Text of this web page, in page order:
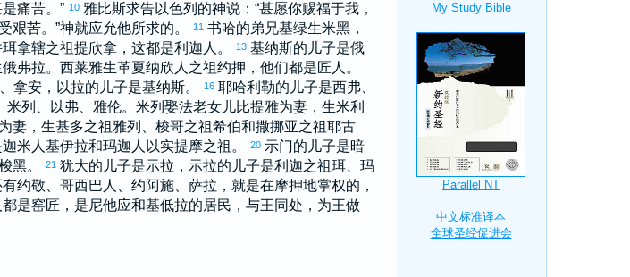
痛苦。” 10 雅比斯求告以色列 的神说：“甚愿你赐福于我，
艰苦。”神就应允他所求的。
11 书哈的弟兄基绿生米黑，
珥拿辖之祖提欣拿 ，这都是利迦 人。 13 基纳斯的儿子是俄
俄弗拉。 西莱雅生革夏纳欣 人之祖约押 ，他们都是匠人。
拿安， 以拉的儿子是基纳斯。 16 耶哈利勒的儿子是西弗、
米列 以弗、 雅伦。 米列 娶法老女儿比提雅为妻，生米利
妻，生基多之祖 雅列 梭哥之祖希伯和撒挪亚之祖耶古
迦米人 基伊拉和玛迦 人 以实提摩之祖。 20 示门的儿子是暗
黑。 21 犹大的儿子是示拉 ， 示拉的儿子是利迦之祖珥、 玛
约敬 哥西巴 人、 约阿施、 萨拉 ，就是在摩押地掌权的，
是窑匠，是尼他应和基低拉的居民，与王同处，为王做